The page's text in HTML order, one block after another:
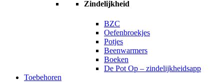
Zindelijkheid
BZC
Oefenbroekjes
Potjes
Beenwarmers
Boeken
De Pot Op – zindelijkheidsapp
Toebehoren